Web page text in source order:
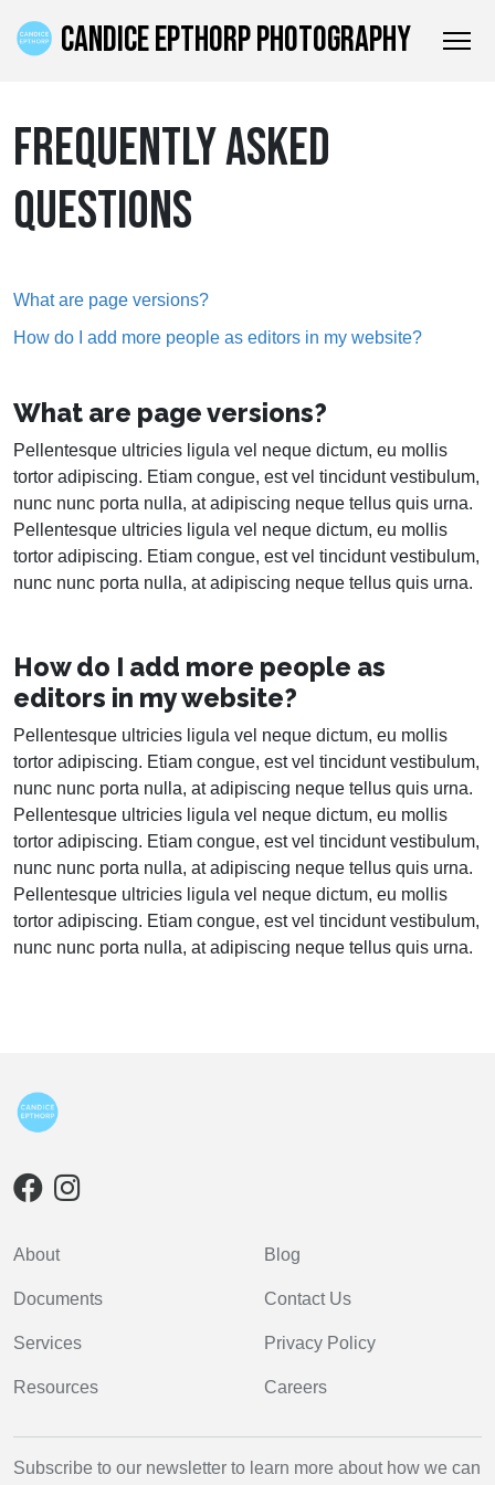
CANDICE EPTHORP PHOTOGRAPHY
FREQUENTLY ASKED
QUESTIONS
What are page versions?
How do I add more people as editors in my website?
What are page versions?
Pellentesque ultricies ligula vel neque dictum, eu mollis
tortor adipiscing. Etiam congue, est vel tincidunt vestibulum,
nunc nunc porta nulla, at adipiscing neque tellus quis urna.
Pellentesque ultricies ligula vel neque dictum, eu mollis
tortor adipiscing. Etiam congue, est vel tincidunt vestibulum,
nunc nunc porta nulla, at adipiscing neque tellus quis urna.
How do I add more people as
editors in my website?
Pellentesque ultricies ligula vel neque dictum, eu mollis
tortor adipiscing. Etiam congue, est vel tincidunt vestibulum,
nunc nunc porta nulla, at adipiscing neque tellus quis urna.
Pellentesque ultricies ligula vel neque dictum, eu mollis
tortor adipiscing. Etiam congue, est vel tincidunt vestibulum,
nunc nunc porta nulla, at adipiscing neque tellus quis urna.
Pellentesque ultricies ligula vel neque dictum, eu mollis
tortor adipiscing. Etiam congue, est vel tincidunt vestibulum,
nunc nunc porta nulla, at adipiscing neque tellus quis urna.
About
Documents
Services
Resources
Blog
Contact Us
Privacy Policy
Careers
Subscribe to our newsletter to learn more about how we can